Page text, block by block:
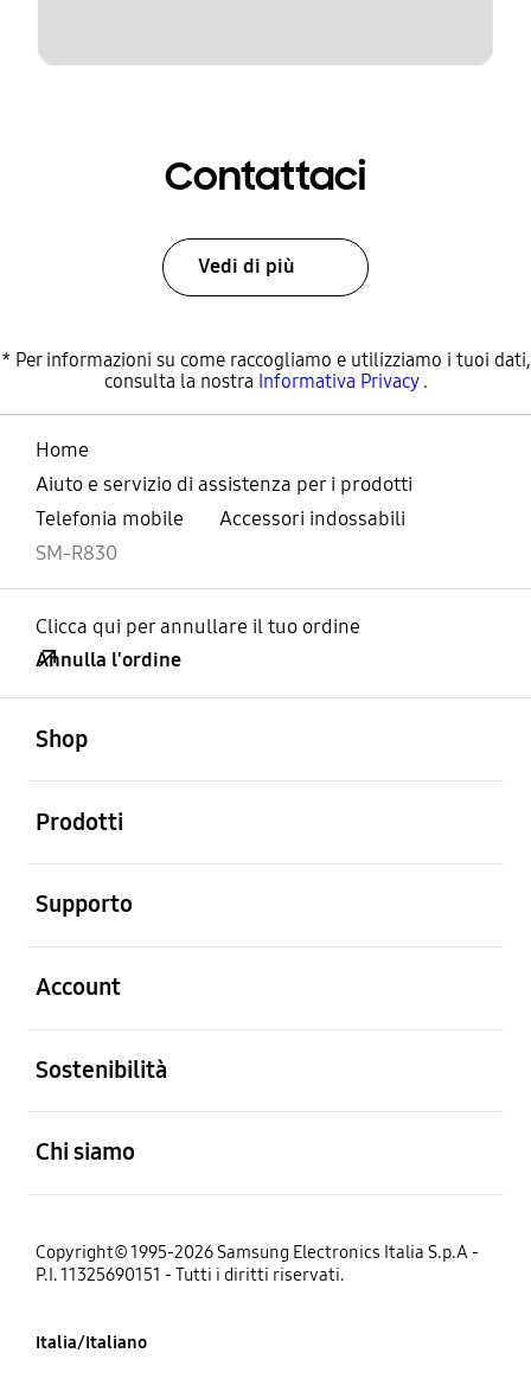
Contattaci
Vedi di più
* Per informazioni su come raccogliamo e utilizziamo i tuoi dati,
consulta la nostra Informativa Privacy.
Home
Aiuto e servizio di assistenza per i prodotti
Telefonia mobile
Accessori indossabili
SM-R830
Clicca qui per annullare il tuo ordine
Annulla l'ordine
Shop
Prodotti
Supporto
Account
Sostenibilità
Chi siamo
Copyright© 1995-2026 Samsung Electronics Italia S.p.A -
P.I. 11325690151 - Tutti i diritti riservati.
Italia/Italiano